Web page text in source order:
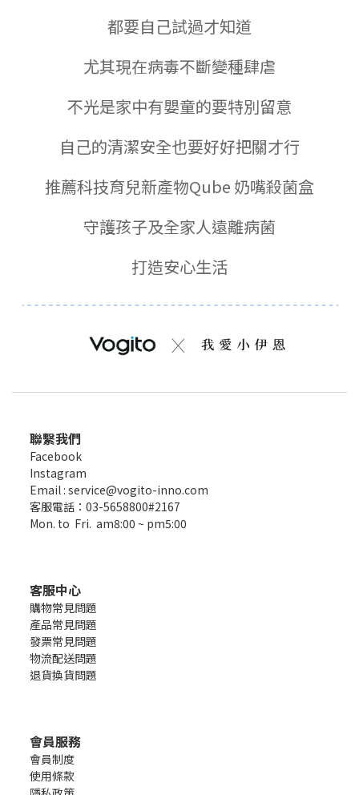
都要自己試過才知道
尤其現在病毒不斷變種肆虐
不光是家中有嬰童的要特別留意
自己的清潔安全也要好好把關才行
推薦科技育兒新產物Qube 奶嘴殺菌盒
守護孩子及全家人遠離病菌
打造安心生活
聯繫我們
Facebook
Instagram
Email : service@vogito-inno.com
客服電話：03-5658800#2167
Mon. to Fri. am8:00 ~ pm5:00
客服中心
購物常見問題
產品常見問題
發票常見問題
物流配送問題
退貨換貨問題
會員服務
會員制度
使用條款